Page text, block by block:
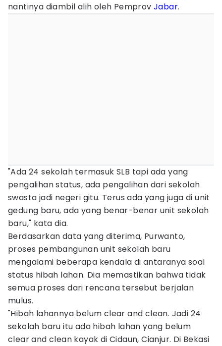
nantinya diambil alih oleh Pemprov Jabar.
"Ada 24 sekolah termasuk SLB tapi ada yang
pengalihan status, ada pengalihan dari sekolah
swasta jadi negeri gitu. Terus ada yang juga di unit
gedung baru, ada yang benar-benar unit sekolah
baru," kata dia.
Berdasarkan data yang diterima, Purwanto,
proses pembangunan unit sekolah baru
mengalami beberapa kendala di antaranya soal
status hibah lahan. Dia memastikan bahwa tidak
semua proses dari rencana tersebut berjalan
mulus.
"Hibah lahannya belum clear and clean. Jadi 24
sekolah baru itu ada hibah lahan yang belum
clear and clean kayak di Cidaun, Cianjur. Di Bekasi